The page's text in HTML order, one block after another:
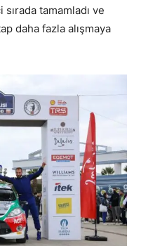
sırada tamamladı ve
daha fazla alışmaya